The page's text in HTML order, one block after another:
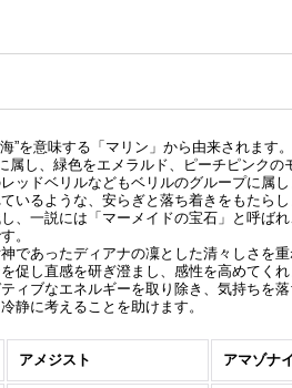
”を意味する「マリン」から由来されます。
し、緑色をエメラルド、ピーチピンクの
ッドベリルなどもベリルのグループに属し
いるような、安らぎと落ち着きをもたらし
、一説には「マーメイドの宝石」と呼ばれ
。
であったディアナの凜とした清々しさを重
促し直感を研ぎ澄まし、感性を高めてくれ
ブなエネルギーを取り除き、気持ちを落
静に考えることを助けます。
アメジスト アマゾナ